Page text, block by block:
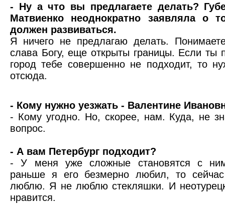
- Ну а что вы предлагаете делать?
Матвиенко неоднократно заявляла о
должен развиваться.
Я ничего не предлагаю делать.
слава Богу, еще открыты границы. Если ты
город тебе совершенно не подходит, то
отсюда.
- Кому нужно уезжать - Валентине
- Кому угодно. Но, скорее, нам. Куда, не
вопрос.
- А вам Петербург подходит?
- У меня уже сложные становятся с
раньше я его безмерно любил, то
люблю. Я не люблю стекляшки. И
нравится.